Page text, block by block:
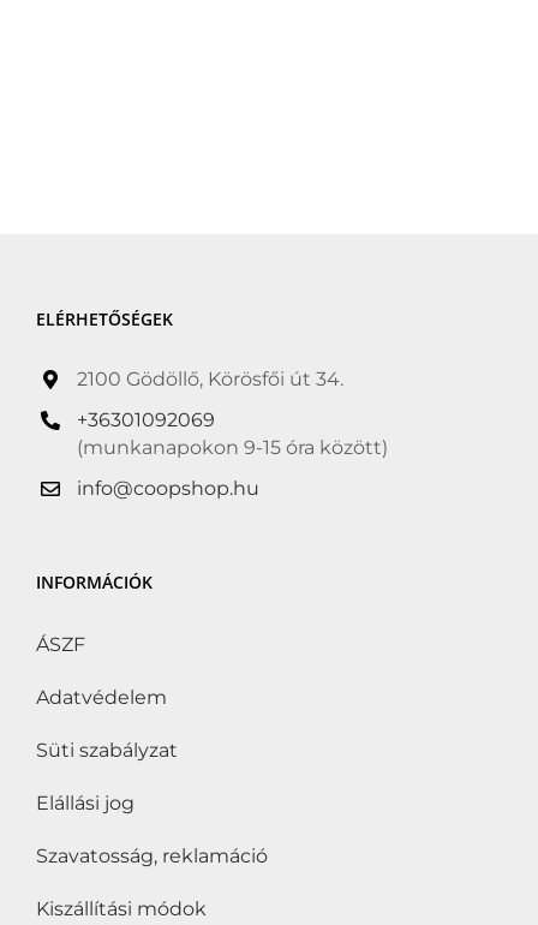
ELÉRHETŐSÉGEK
2100 Gödöllő, Körösfői út 34.
+36301092069
(munkanapokon 9-15 óra között)
info@coopshop.hu
INFORMÁCIÓK
ÁSZF
Adatvédelem
Süti szabályzat
Elállási jog
Szavatosság, reklamáció
Kiszállítási módok